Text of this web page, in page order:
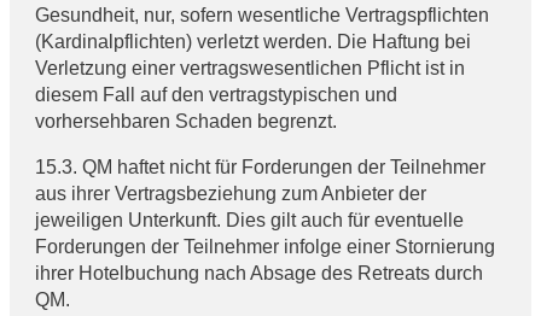
Gesundheit, nur, sofern wesentliche Vertragspflichten
(Kardinalpflichten) verletzt werden. Die Haftung bei
Verletzung einer vertragswesentlichen Pflicht ist in
diesem Fall auf den vertragstypischen und
vorhersehbaren Schaden begrenzt.
15.3. QM haftet nicht für Forderungen der Teilnehmer
aus ihrer Vertragsbeziehung zum Anbieter der
jeweiligen Unterkunft. Dies gilt auch für eventuelle
Forderungen der Teilnehmer infolge einer Stornierung
ihrer Hotelbuchung nach Absage des Retreats durch
QM.